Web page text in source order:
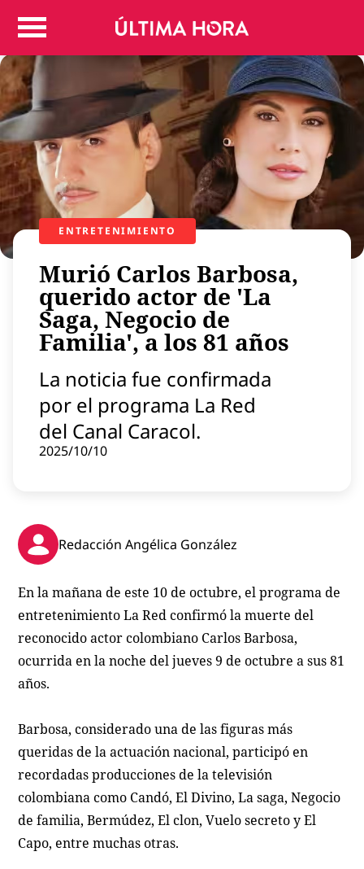
Colombia
Judicial
Politica
Regiones
Positivas
Entretenimiento
Vida
Mundo
Virales
Tecnología
Economía
Estilo de vida
Contenido patrocinado
Instagram
ENTRETENIMIENTO
Murió Carlos Barbosa,
querido actor de 'La
Saga, Negocio de
Familia', a los 81 años
La noticia fue confirmada
por el programa La Red
del Canal Caracol.
2025/10/10
Redacción Angélica González
En la mañana de este 10 de octubre, el programa de
entretenimiento La Red confirmó la muerte del
reconocido actor colombiano Carlos Barbosa,
ocurrida en la noche del jueves 9 de octubre a sus 81
años.
Barbosa, considerado una de las figuras más
queridas de la actuación nacional, participó en
recordadas producciones de la televisión
colombiana como Candó, El Divino, La saga, Negocio
de familia, Bermúdez, El clon, Vuelo secreto y El
Capo, entre muchas otras.